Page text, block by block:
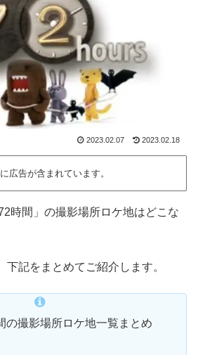
2023.02.07 2023.02.18
広告が含まれています。
時間」の撮影場所ロケ地はどこな
下記をまとめてご紹介します。
の撮影場所ロケ地一覧まとめ